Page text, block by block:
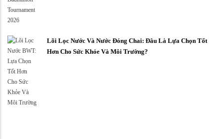
Lõi Lọc Nước Và Nước Đóng Chai: Đâu Là Lựa Chọn Tốt
Hơn Cho Sức Khỏe Và Môi Trường?